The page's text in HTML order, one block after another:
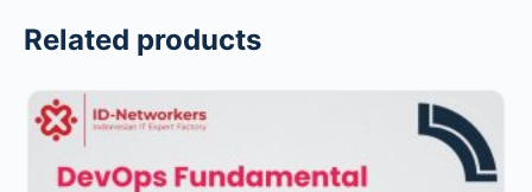
Related products